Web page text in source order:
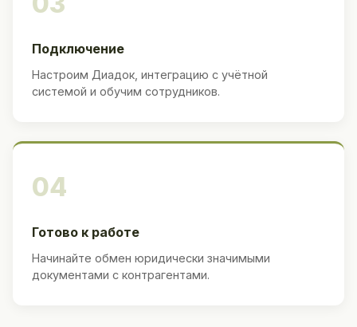
Подключение
Настроим Диадок, интеграцию с учётной
системой и обучим сотрудников.
04
Готово к работе
Начинайте обмен юридически значимыми
документами с контрагентами.